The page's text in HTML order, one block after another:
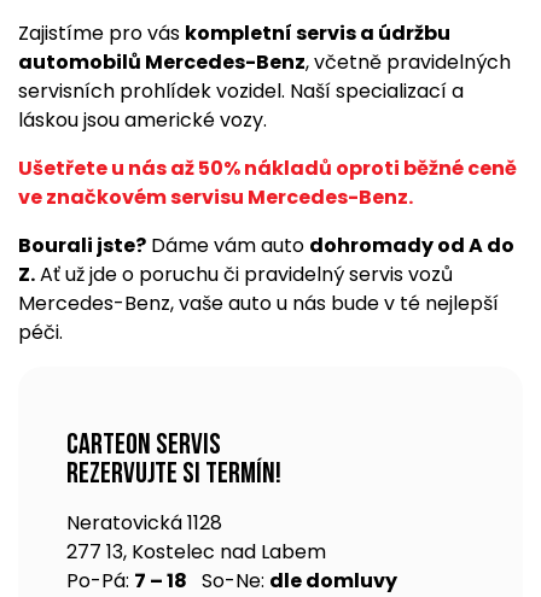
Zajistíme pro vás kompletní servis a údržbu
automobilů Mercedes-Benz, včetně pravidelných
servisních prohlídek vozidel. Naší specializací a
láskou jsou americké vozy.
Ušetřete u nás až 50% nákladů oproti běžné ceně
ve značkovém servisu Mercedes-Benz.
Bourali jste? Dáme vám auto dohromady od A do
Z.Ať už jde o poruchu či pravidelný servis vozů
Mercedes-Benz, vaše auto u nás bude v té nejlepší
péči.
Carteon servis
rezervujte si termín!
Neratovická 1128
277 13, Kostelec nad Labem
Po-Pá: 7 – 18 So-Ne: dle domluvy